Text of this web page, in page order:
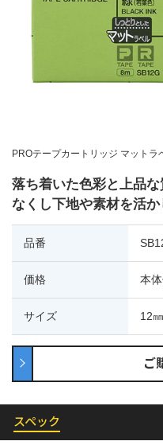
PROテープカートリッジ マットラ
落ち着いた色彩と上品
なくし下地や素材を活か
品番
価格 本
サイズ 12
ご
スペック